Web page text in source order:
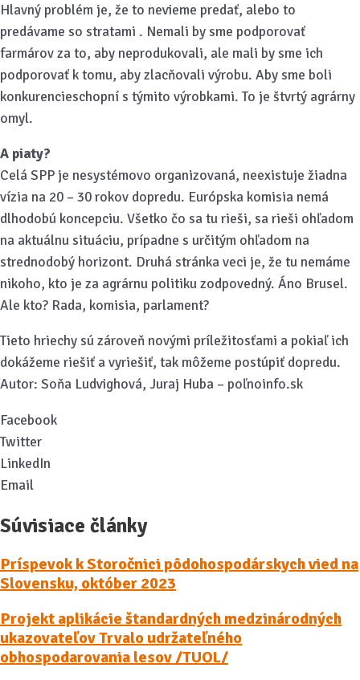
Hlavný problém je, že to nevieme predať, alebo to
predávame so stratami . Nemali by sme podporovať
farmárov za to, aby neprodukovali, ale mali by sme ich
podporovať k tomu, aby zlacňovali výrobu. Aby sme boli
konkurencieschopní s týmito výrobkami. To je štvrtý agrárny
omyl.
A piaty?
Celá SPP je nesystémovo organizovaná, neexistuje žiadna
vízia na 20 – 30 rokov dopredu. Európska komisia nemá
dlhodobú koncepciu. Všetko čo sa tu rieši, sa rieši ohľadom
na aktuálnu situáciu, prípadne s určitým ohľadom na
strednodobý horizont. Druhá stránka veci je, že tu nemáme
nikoho, kto je za agrárnu politiku zodpovedný. Áno Brusel.
Ale kto? Rada, komisia, parlament?
Tieto hriechy sú zároveň novými príležitosťami a pokiaľ ich
dokážeme riešiť a vyriešiť, tak môžeme postúpiť dopredu.
Autor: Soňa Ludvighová, Juraj Huba – poľnoinfo.sk
Facebook
Twitter
LinkedIn
Email
Súvisiace články
Príspevok k Storočnici pôdohospodárskych vied na
Slovensku, október 2023
Projekt aplikácie štandardných medzinárodných
ukazovateľov Trvalo udržateľného
obhospodarovania lesov /TUOL/